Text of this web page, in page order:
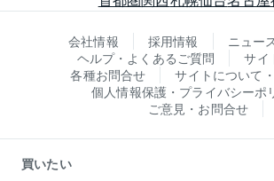
会社情報 採用情報
ニュー
ヘルプ・よくあるご質問
サイ
各種お問合せ
サイトについて
個人情報保護・プライバシーポ
ご意見・お問合せ
買いたい